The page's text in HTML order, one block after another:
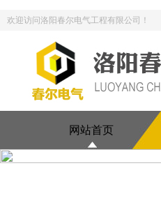
欢迎访问洛阳春尔电气工程有限公司！
网站首页